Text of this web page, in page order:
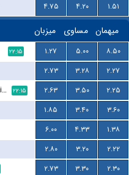
۴.۷۵ ۴.۲۰
۱.۵۱
میزبان مساوی میهمان
۲۲:۱۵ ۱.۲۷ ۵.۰۰
۸.۵۰
۲.۷۳ ۳.۲۸
۲.۲۷
Briton Ferry Athletic FC ۲۲:۱۵ ۲.۶۳ ۳.۵۰
۲.۲۵
۱.۸۵ ۳.۴۰
۳.۶۰
۶.۰۰ ۴.۳۳
۱.۳۸
۲.۸۰ ۳.۲۰
۲.۲۲
۲.۷۳ ۳.۳۰
۲.۳۰